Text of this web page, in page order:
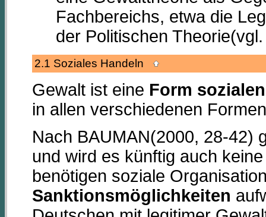
Fachbereichs, etwa die
der Politischen
2.1 Soziales Handeln
Gewalt ist eine Form
in allen verschiedenen
Nach BAUMAN(2000, 28-42)
und wird es künftig auch
benötigen soziale
Sanktionsmöglichkeiten